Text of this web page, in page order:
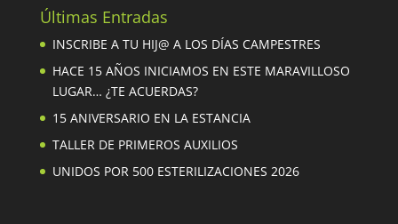
Últimas Entradas
INSCRIBE A TU HIJ@ A LOS DÍAS CAMPESTRES
HACE 15 AÑOS INICIAMOS EN ESTE MARAVILLOSO
LUGAR… ¿TE ACUERDAS?
15 ANIVERSARIO EN LA ESTANCIA
TALLER DE PRIMEROS AUXILIOS
UNIDOS POR 500 ESTERILIZACIONES 2026